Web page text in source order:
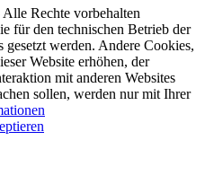
Rechte vorbehalten
für den technischen Betrieb der
gesetzt werden. Andere Cookies,
Website erhöhen, der
mit anderen Websites
sollen, werden nur mit Ihrer